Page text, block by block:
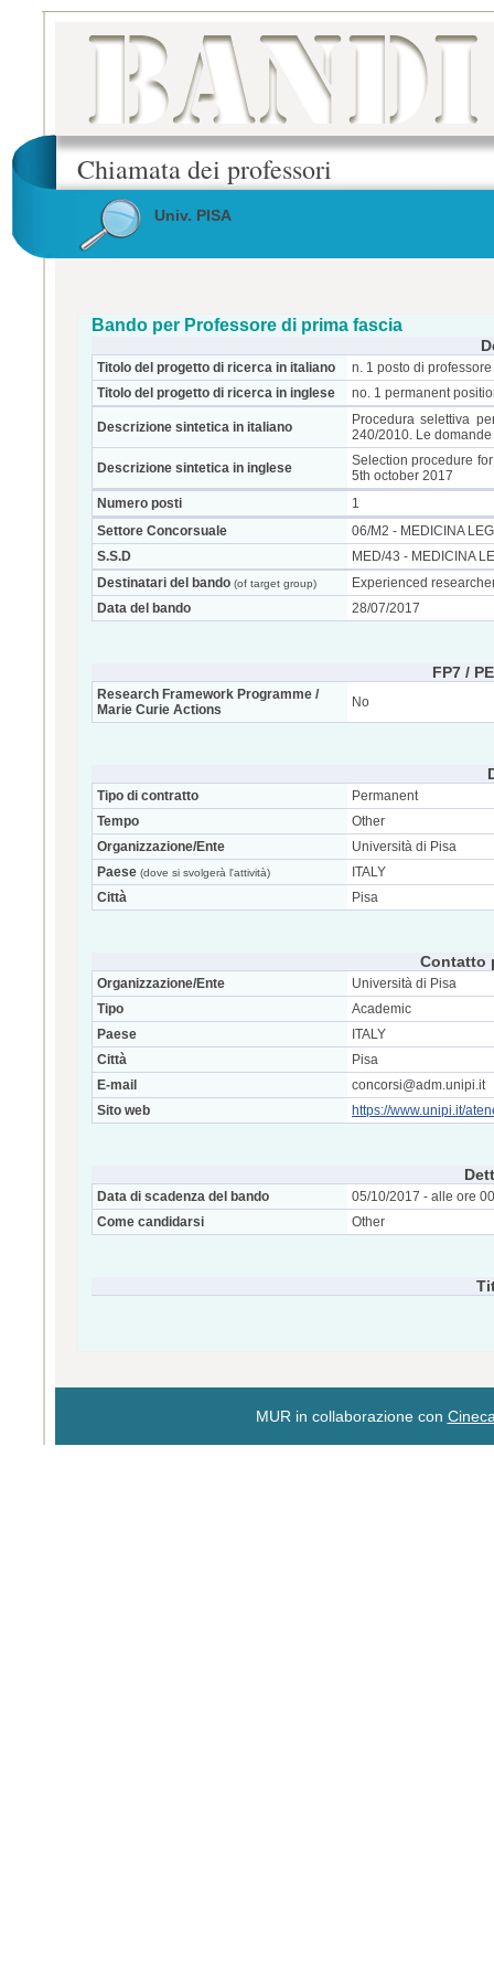
Chiamata dei professori
Univ. PISA
Bando per Professore di prima fascia
Titolo del progetto di ricerca in italiano
n. 1 posto di
Titolo del progetto di ricerca in inglese
no. 1 permanent
Descrizione sintetica in italiano
Procedura selettiva
240/2010. Le
Descrizione sintetica in inglese
Selection procedure
5th october 2017
Numero posti
1
Settore Concorsuale
06/M2 - MEDICINA
S.S.D
MED/43 - MEDICINA
Destinatari del bando (of target group)
Experienced
Data del bando
28/07/2017
FP7 /
Research Framework Programme /
Marie Curie Actions
No
Tipo di contratto
Permanent
Tempo
Other
Organizzazione/Ente
Università di Pisa
Paese (dove si svolgerà l'attività)
ITALY
Città
Pisa
Contatto
Organizzazione/Ente
Università di Pisa
Tipo
Academic
Paese
ITALY
Città
Pisa
E-mail
concorsi@adm.unipi.it
Sito web
https://www.unipi.it/
Data di scadenza del bando
05/10/2017 - alle ore
Come candidarsi
Other
MUR in collaborazione con